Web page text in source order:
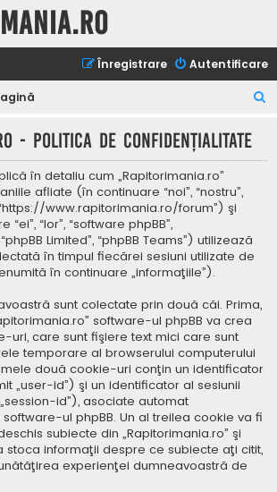
Autentificare
Înregistrare
t
- Politica de confidenţialitate
în detaliu cum „Rapitorimania.ro”
afliate (în continuare “noi”, “nostru”,
www.rapitorimania.ro/forum”) şi
“lor”, “software phpBB”,
Limited”, “phpBB Teams”) utilizează
în timpul fiecărei sesiuni utilizate de
în continuare „informaţiile”).
sunt colectate prin două căi. Prima,
software-ul phpBB va crea
uri, care sunt fişiere text mici care sunt
temporare al browserului computerului
două cookie-uri conţin un identificator
„user-id”) şi un identificator al sesiunii
id”), asociate automat
ul phpBB. Un al treilea cookie va fi
subiecte din „Rapitorimania.ro” şi
stoca informaţii despre ce subiecte aţi citit,
experienţei dumneavoastră de